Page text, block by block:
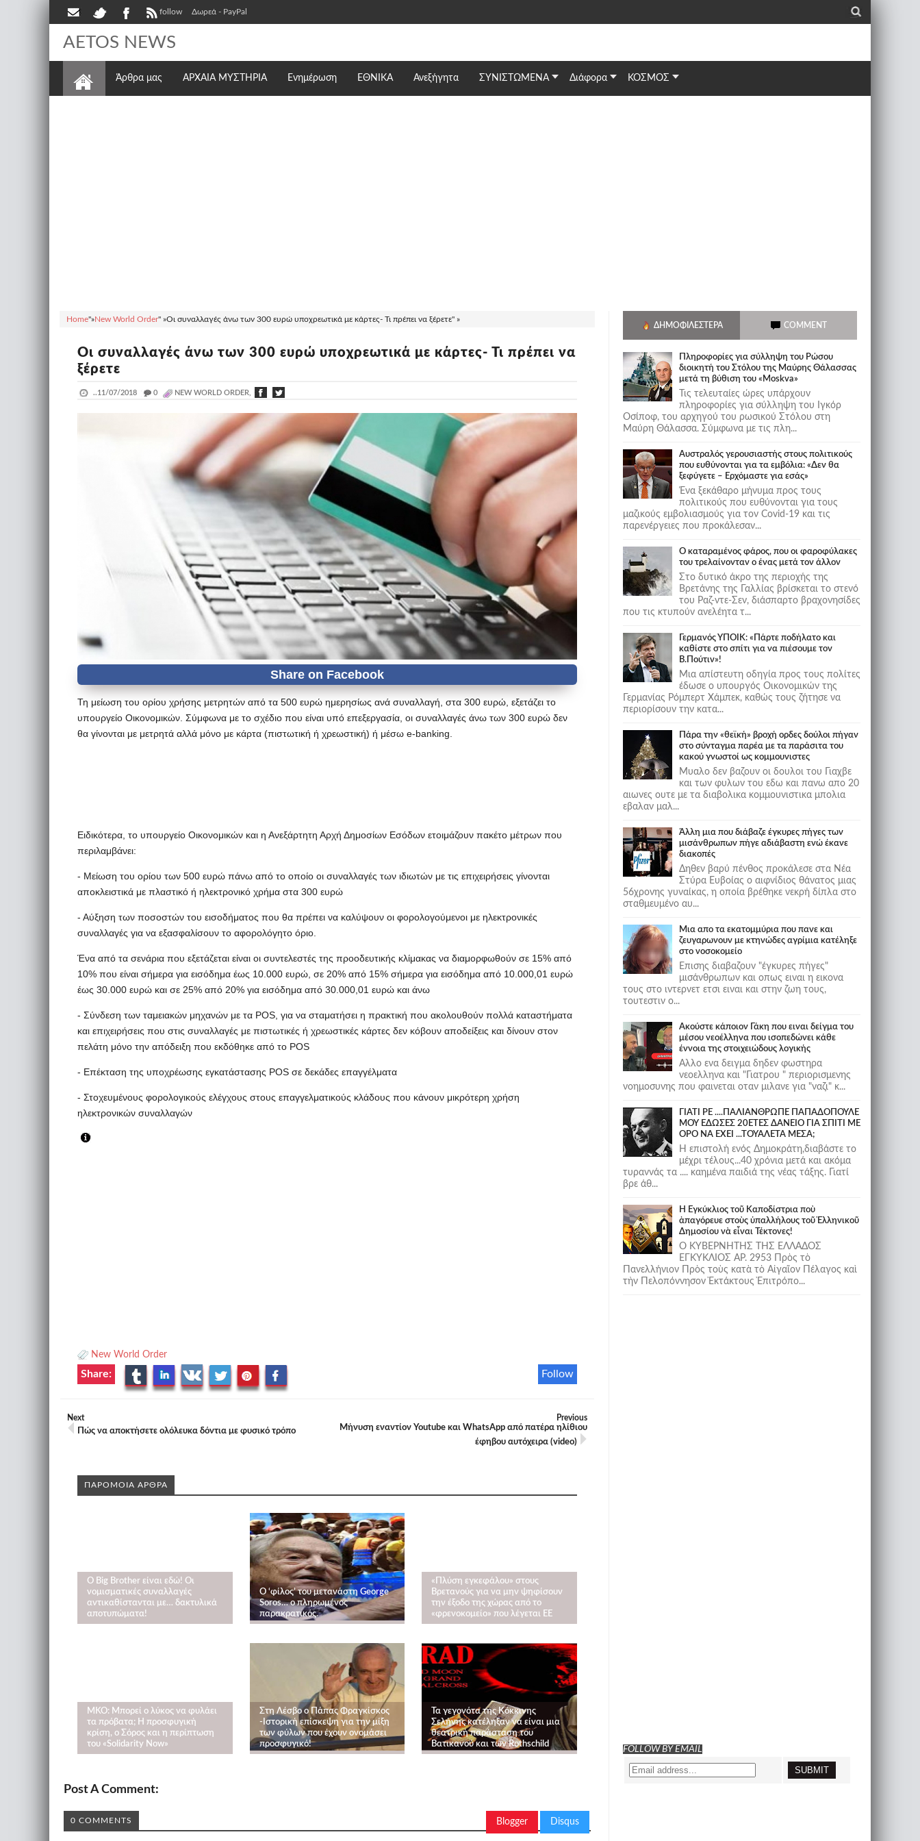
follow Δωρεά - PayPal _
AETOS NEWS
Άρθρα μας ΑΡΧΑΙΑ ΜΥΣΤΗΡΙΑ Ενημέρωση ΕΘΝΙΚΆ Ανεξήγητα ΣΥΝΙΣΤΩΜΕΝΑ Διάφορα ΚΟΣΜΟΣ
Home"»New World Order" »Οι συναλλαγές άνω των 300 ευρώ υποχρεωτικά με κάρτες- Τι πρέπει να ξέρετε" »
Οι συναλλαγές άνω των 300 ευρώ υποχρεωτικά με κάρτες- Τι πρέπει να
ξέρετε
..11/07/2018 _ 0 NEW WORLD ORDER,
Τη μείωση του ορίου χρήσης μετρητών από τα 500 ευρώ ημερησίως ανά συναλλαγή, στα 300 ευρώ, εξετάζει το
υπουργείο Οικονομικών. Σύμφωνα με το σχέδιο που είναι υπό επεξεργασία, οι συναλλαγές άνω των 300 ευρώ δεν
θα γίνονται με μετρητά αλλά μόνο με κάρτα (πιστωτική ή χρεωστική) ή μέσω e-banking.
Ειδικότερα, το υπουργείο Οικονομικών και η Ανεξάρτητη Αρχή Δημοσίων Εσόδων ετοιμάζουν πακέτο μέτρων που
περιλαμβάνει:
- Μείωση του ορίου των 500 ευρώ πάνω από το οποίο οι συναλλαγές των ιδιωτών με τις επιχειρήσεις γίνονται
αποκλειστικά με πλαστικό ή ηλεκτρονικό χρήμα στα 300 ευρώ
- Αύξηση των ποσοστών του εισοδήματος που θα πρέπει να καλύψουν οι φορολογούμενοι με ηλεκτρονικές
συναλλαγές για να εξασφαλίσουν το αφορολόγητο όριο.
Ένα από τα σενάρια που εξετάζεται είναι οι συντελεστές της προοδευτικής κλίμακας να διαμορφωθούν σε 15% από
10% που είναι σήμερα για εισόδημα έως 10.000 ευρώ, σε 20% από 15% σήμερα για εισόδημα από 10.000,01 ευρώ
έως 30.000 ευρώ και σε 25% από 20% για εισόδημα από 30.000,01 ευρώ και άνω
- Σύνδεση των ταμειακών μηχανών με τα POS, για να σταματήσει η πρακτική που ακολουθούν πολλά καταστήματα
και επιχειρήσεις που στις συναλλαγές με πιστωτικές ή χρεωστικές κάρτες δεν κόβουν αποδείξεις και δίνουν στον
πελάτη μόνο την απόδειξη που εκδόθηκε από το POS
- Επέκταση της υποχρέωσης εγκατάστασης POS σε δεκάδες επαγγέλματα
- Στοχευμένους φορολογικούς ελέγχους στους επαγγελματικούς κλάδους που κάνουν μικρότερη χρήση
ηλεκτρονικών συναλλαγών
New World Order
Follow
Share:
Next
Πώς να αποκτήσετε ολόλευκα δόντια με φυσικό τρόπο
Previous
Μήνυση εναντίον Youtube και WhatsApp από πατέρα ηλίθιου
έφηβου αυτόχειρα (video)
ΠΑΡΟΜΟΙΑ ΑΡΘΡΑ
Ο Big Brother είναι εδώ! Οι
νομισματικές συναλλαγές
αντικαθίστανται με… δακτυλικά
αποτυπώματα!
Ο ‘φίλος’ του μετανάστη George
Soros… ο πληρωμένος
παρακρατικός.
«Πλύση εγκεφάλου» στους
Βρετανούς για να μην ψηφίσουν
την έξοδο της χώρας από το
«φρενοκομείο» που λέγεται ΕΕ
MKO: Μπορεί ο λύκος να φυλάει
τα πρόβατα; Η προσφυγική
κρίση, o Σόρος και η περίπτωση
του «Solidarity Nοw»
Στη Λέσβο ο Πάπας Φραγκίσκος
-Ιστορική επίσκεψη για την μίξη
των φύλων που έχουν ονομάσει
προσφυγικό!
Τα γεγονότα της Κόκκινης
Σελήνης κατέληξαν να είναι μια
θεατρική παράσταση του
Βατικανού και των Rothschild
Post A Comment:
Blogger Disqus
0 COMMENTS
ΔΗΜΟΦΙΛΈΣΤΕΡΑ COMMENT
Πληροφορίες για σύλληψη του Ρώσου
διοικητή του Στόλου της Mαύρης Θάλασσας
μετά τη βύθιση του «Moskva»
Τις τελευταίες ώρες υπάρχουν
πληροφορίες για σύλληψη του Ιγκόρ
Οσίποφ, του αρχηγού του ρωσικού Στόλου στη
Μαύρη Θάλασσα. Σύμφωνα με τις πλη...
Αυστραλός γερουσιαστής στους πολιτικούς
που ευθύνονται για τα εμβόλια: «Δεν θα
ξεφύγετε – Ερχόμαστε για εσάς»
Ένα ξεκάθαρο μήνυμα προς τους
πολιτικούς που ευθύνονται για τους
μαζικούς εμβολιασμούς για τον Covid-19 και τις
παρενέργειες που προκάλεσαν...
Ο καταραμένος φάρος, που οι φαροφύλακες
του τρελαίνονταν ο ένας μετά τον άλλον
Στο δυτικό άκρο της περιοχής της
Βρετάνης της Γαλλίας βρίσκεται το στενό
του Ραζ-ντε-Σεν, διάσπαρτο βραχονησίδες
που τις κτυπούν ανελέητα τ...
Γερμανός ΥΠΟΙΚ: «Πάρτε ποδήλατο και
καθίστε στο σπίτι για να πιέσουμε τον
Β.Πούτιν»!
Μια απίστευτη οδηγία προς τους πολίτες
έδωσε ο υπουργός Οικονομικών της
Γερμανίας Ρόμπερτ Χάμπεκ, καθώς τους ζήτησε να
περιορίσουν την κατα...
Πάρα την «θεϊκή» βροχή ορδες δούλοι πήγαν
στο σύνταγμα παρέα με τα παράσιτα του
κακού γνωστοί ως κομμουνιστες
Μυαλο δεν βαζουν οι δουλοι του Γιαχβε
και των φυλων του εδω και πανω απο 20
αιωνες ουτε με τα διαβολικα κομμουνιστικα μπολια
εβαλαν μαλ...
Άλλη μια που διάβαζε έγκυρες πήγες των
μισάνθρωπων πήγε αδιάβαστη ενώ έκανε
διακοπές
Δηθεν βαρύ πένθος προκάλεσε στα Νέα
Στύρα Ευβοίας ο αιφνίδιος θάνατος μιας
56χρονης γυναίκας, η οποία βρέθηκε νεκρή δίπλα στο
σταθμευμένο αυ...
Μια απο τα εκατομμύρια που πανε και
ζευγαρωνουν με κτηνώδες αγρίμια κατέληξε
στο νοσοκομείο
Επισης διαβαζουν "έγκυρες πήγες"
μισάνθρωπων και οπως ειναι η εικονα
τους στο ιντερνετ ετσι ειναι και στην ζωη τους,
τουτεστιν ο...
Ακούστε κάποιον Γάκη που ειναι δείγμα του
μέσου νεοέλληνα που ισοπεδώνει κάθε
έννοια της στοιχειώδους λογικής
Αλλο ενα δειγμα δηδεν φωστηρα
νεοελληνα και "Γιατρου " περιορισμενης
νοημοσυνης που φαινεται οταν μιλανε για "ναζι" κ...
ΓΙΑΤΙ ΡΕ ....ΠΑΛΙΑΝΘΡΩΠΕ ΠΑΠΑΔΟΠΟΥΛΕ
ΜΟΥ ΕΔΩΣΕΣ 20ΕΤΕΣ ΔΑΝΕΙΟ ΓΙΑ ΣΠΙΤΙ ΜΕ
ΟΡΟ ΝΑ ΕΧΕΙ ...ΤΟΥΑΛΕΤΑ ΜΕΣΑ;
Η επιστολή ενός Δημοκράτη,διαβάστε το
μέχρι τέλους...40 χρόνια μετά και ακόμα
τυραννάς τα .... καημένα παιδιά της νέας τάξης. Γιατί
βρε άθ...
Ἡ Ἐγκύκλιος τοῦ Καποδίστρια ποὺ
ἀπαγόρευε στοὺς ὑπαλλήλους τοῦ Ἑλληνικοῦ
Δημοσίου νὰ εἶναι Τέκτονες!
Ο ΚΥΒΕΡΝΗΤΗΣ ΤΗΣ ΕΛΛΑΔΟΣ
ΕΓΚΥΚΛΙΟΣ ΑΡ. 2953 Πρὸς τὸ
Πανελλήνιον Πρὸς τοὺς κατὰ τὸ Αἰγαῖον Πέλαγος καὶ
τὴν Πελοπόννησον Ἐκτάκτους Ἐπιτρόπο...
FOLLOW BY EMAIL